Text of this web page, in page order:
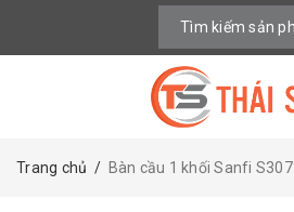
Trang chủ / Bàn cầu 1 khối Sanfi S307